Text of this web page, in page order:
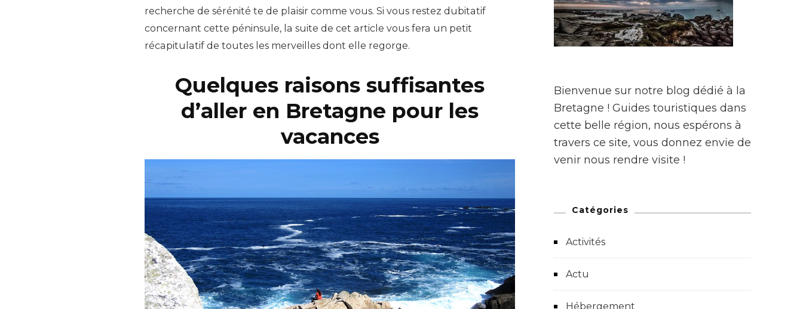
recherche de sérénité te de plaisir comme vous. Si vous restez dubitatif
concernant cette péninsule, la suite de cet article vous fera un petit
récapitulatif de toutes les merveilles dont elle regorge.
Quelques raisons suffisantes
d’aller en Bretagne pour les
vacances
Bienvenue sur notre blog dédié à la
Bretagne ! Guides touristiques dans
cette belle région, nous espérons à
travers ce site, vous donnez envie de
venir nous rendre visite !
Catégories
Activités
Actu
Hébergement